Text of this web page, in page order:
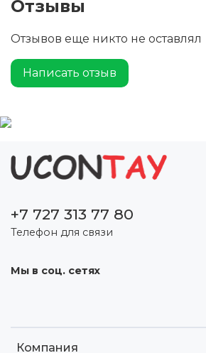
Отзывы
Отзывов еще никто не оставлял
Написать отзыв
Компания
+7 727 313 77 80
Телефон для связи
Мы в соц. сетях